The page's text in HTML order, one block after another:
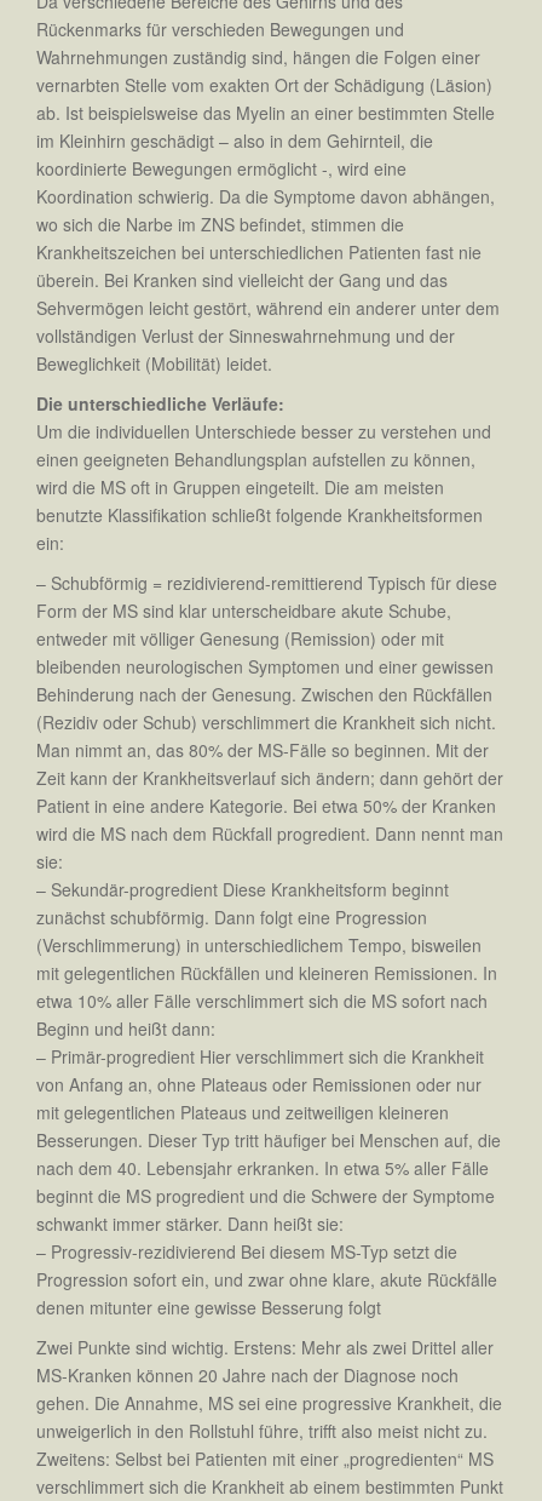
Rückenmarks für verschieden Bewegungen und
Wahrnehmungen zuständig sind, hängen die Folgen einer
vernarbten Stelle vom exakten Ort der Schädigung (Läsion)
ab. Ist beispielsweise das Myelin an einer bestimmten Stelle
im Kleinhirn geschädigt – also in dem Gehirnteil, die
koordinierte Bewegungen ermöglicht -, wird eine
Koordination schwierig. Da die Symptome davon abhängen,
wo sich die Narbe im ZNS befindet, stimmen die
Krankheitszeichen bei unterschiedlichen Patienten fast nie
überein. Bei Kranken sind vielleicht der Gang und das
Sehvermögen leicht gestört, während ein anderer unter dem
vollständigen Verlust der Sinneswahrnehmung und der
Beweglichkeit (Mobilität) leidet.
Die unterschiedliche Verläufe:
Um die individuellen Unterschiede besser zu verstehen und
einen geeigneten Behandlungsplan aufstellen zu können,
wird die MS oft in Gruppen eingeteilt. Die am meisten
benutzte Klassifikation schließt folgende Krankheitsformen
ein:
– Schubförmig = rezidivierend-remittierend Typisch für diese
Form der MS sind klar unterscheidbare akute Schube,
entweder mit völliger Genesung (Remission) oder mit
bleibenden neurologischen Symptomen und einer gewissen
Behinderung nach der Genesung. Zwischen den Rückfällen
(Rezidiv oder Schub) verschlimmert die Krankheit sich nicht.
Man nimmt an, das 80% der MS-Fälle so beginnen. Mit der
Zeit kann der Krankheitsverlauf sich ändern; dann gehört der
Patient in eine andere Kategorie. Bei etwa 50% der Kranken
wird die MS nach dem Rückfall progredient. Dann nennt man
sie:
– Sekundär-progredient Diese Krankheitsform beginnt
zunächst schubförmig. Dann folgt eine Progression
(Verschlimmerung) in unterschiedlichem Tempo, bisweilen
mit gelegentlichen Rückfällen und kleineren Remissionen. In
etwa 10% aller Fälle verschlimmert sich die MS sofort nach
Beginn und heißt dann:
– Primär-progredient Hier verschlimmert sich die Krankheit
von Anfang an, ohne Plateaus oder Remissionen oder nur
mit gelegentlichen Plateaus und zeitweiligen kleineren
Besserungen. Dieser Typ tritt häufiger bei Menschen auf, die
nach dem 40. Lebensjahr erkranken. In etwa 5% aller Fälle
beginnt die MS progredient und die Schwere der Symptome
schwankt immer stärker. Dann heißt sie:
– Progressiv-rezidivierend Bei diesem MS-Typ setzt die
Progression sofort ein, und zwar ohne klare, akute Rückfälle
denen mitunter eine gewisse Besserung folgt
Zwei Punkte sind wichtig. Erstens: Mehr als zwei Drittel aller
MS-Kranken können 20 Jahre nach der Diagnose noch
gehen. Die Annahme, MS sei eine progressive Krankheit, die
unweigerlich in den Rollstuhl führe, trifft also meist nicht zu.
Zweitens: Selbst bei Patienten mit einer „progredienten“ MS
verschlimmert sich die Krankheit ab einem bestimmten Punkt